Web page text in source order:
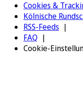
Cookies &
Kölnische
RSS-Feeds
FAQ
Cookie-